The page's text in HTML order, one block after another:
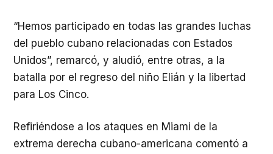
“Hemos participado en todas las grandes luchas
del pueblo cubano relacionadas con Estados
Unidos”, remarcó, y aludió, entre otras, a la
batalla por el regreso del niño Elián y la libertad
para Los Cinco.
Refiriéndose a los ataques en Miami de la
extrema derecha cubano-americana comentó a